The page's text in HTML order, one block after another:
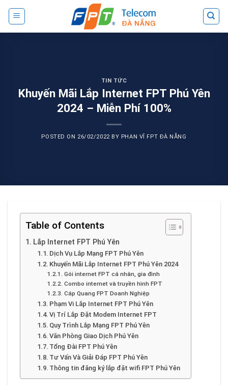
Skip
content
TIN TỨC
Khuyến Mãi Lắp Internet FPT Phú Yên
2024 – Miễn Phí 100%
POSTED ON 26/02/2022BY PHAN VĨ FPT ĐÀ NẴNG
Table of Contents
Lắp Internet FPT Phú Yên
Dịch Vụ Lắp Mạng FPT Phú Yên
Khuyến Mãi Lắp Internet FPT Phú Yên 2024
Gói internet FPT cá nhân, gia đình
Combo internet và truyền hình FPT
Cáp Quang FPT Doanh Nghiệp
Phạm Vi Lắp Internet FPT Phú Yên
Vị Trí Lắp Đặt Modem Internet FPT
Quy Trình Lắp Mạng FPT Phú Yên
Văn Phòng Giao Dịch Phú Yên
Tổng Đài FPT Phú Yên
Tư Vấn Và Giải Đáp FPT Phú Yên
Thông tin đăng ký lắp đặt wifi FPT Phú Yên